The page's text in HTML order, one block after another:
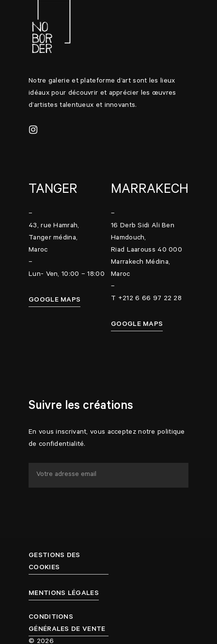
Notre galerie et plateforme d’art sont les lieux
idéaux pour découvrir et apprécier les œuvres
d’artistes talentueux et innovants.
TANGER
–
43, rue Hamrah,
Tanger médina,
Maroc
–
Lun- Ven, 10:00 – 18:00
GOOGLE MAPS
MARRAKECH
–
16 Derb Sidi Ali Ben
Hamdouch,
Riad Laarouss 40 000
Marrakech Médina,
Maroc
–
T +212 6 66 97 22 28
GOOGLE MAPS
Suivre les créations
En vous inscrivant, vous acceptez notre politique
de confidentialité.
© 2026
GESTIONS DES
COOKIES
MENTIONS LÉGALES
CONDITIONS
GÉNÉRALES DE VENTE